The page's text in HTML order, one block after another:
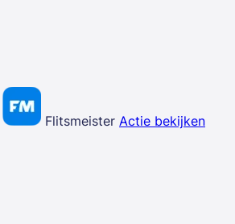
Flitsmeister Actie bekijken